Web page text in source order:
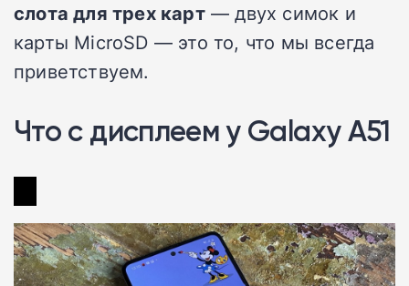
слота для трех карт— двух симок и
карты MicroSD — это то, что мы всегда
приветствуем.
Что с дисплеем у Galaxy A51